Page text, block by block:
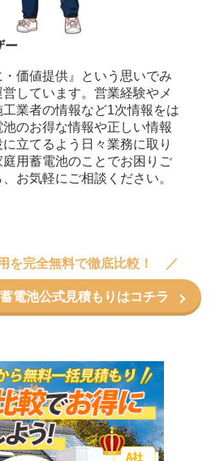
ー
・価値提供』という思いでみ
しています。営業経験やメ
業者の情報など1次情報をは
のお得な情報や正しい情報
立てるよう日々業務に取り
用蓄電池のことでお困りご
お気軽にご相談ください。
を完全無料で徹底比較！
電池公式見積もりはコチラ